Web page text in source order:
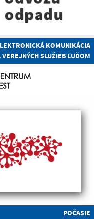
KOMUNIKÁCIA
SLUŽIEB ĽUĎOM
POČASIE